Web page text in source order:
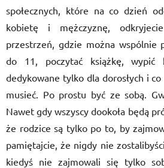
społecznych, które na co dzień
kobietę i mężczyznę,
przestrzeń, gdzie można wspólnie
do 11, poczytać książkę, wypić
dedykowane tylko dla dorosłych i
musieć. Po prostu być ze sobą.
Nawet gdy wszyscy dookoła będą pr
że rodzice są tylko po to, by
pamiętajcie, że nigdy nie
kiedyś nie zajmowali się tylko